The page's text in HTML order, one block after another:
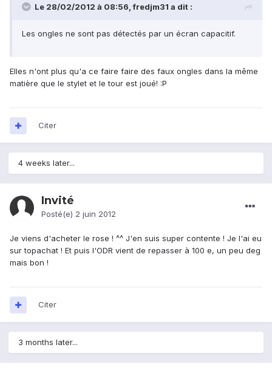
Le 28/02/2012 à 08:56, fredjm31 a dit :
Les ongles ne sont pas détectés par un écran capacitif.
Elles n'ont plus qu'a ce faire faire des faux ongles dans la même
matière que le stylet et le tour est joué! :P
Citer
4 weeks later...
Invité
Posté(e) 2 juin 2012
Je viens d'acheter le rose ! ^^ J'en suis super contente ! Je l'ai eu
sur topachat ! Et puis l'ODR vient de repasser à 100 e, un peu deg
mais bon !
Citer
3 months later...